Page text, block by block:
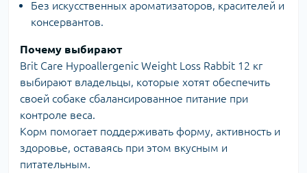
Без искусственных ароматизаторов, красителей и
консервантов.
Почему выбирают
Brit Care Hypoallergenic Weight Loss Rabbit 12 кг
выбирают владельцы, которые хотят обеспечить
своей собаке сбалансированное питание при
контроле веса.
Корм помогает поддерживать форму, активность и
здоровье, оставаясь при этом вкусным и
питательным.